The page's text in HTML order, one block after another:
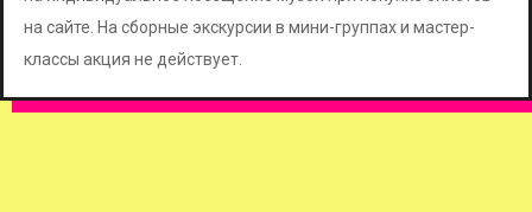
на сайте. На сборные экскурсии в мини-группах и мастер-
классы акция не действует.